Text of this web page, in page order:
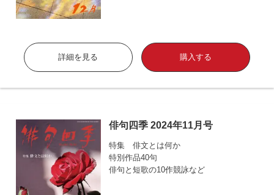
詳細を見る 購入する
俳句四季 2024年11月号
特集 俳文とは何か
特別作品40句
俳句と短歌の10作競詠など